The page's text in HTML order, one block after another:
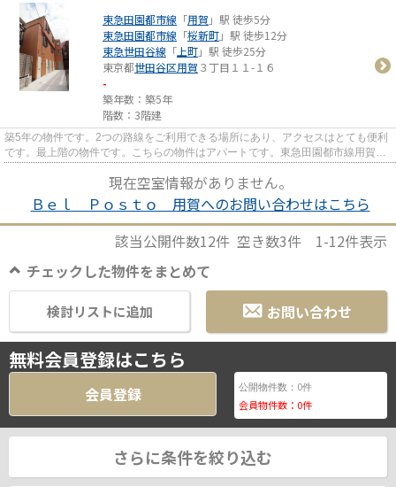
東急田園都市線 「用賀 」駅 徒歩5分
東急田園都市線 「桜新町」駅 徒歩12分
東急世田谷線 「 上町」駅 徒歩25分
東京都世田谷区用賀 ３丁目１１-１６
-
築年数：築5年
階数：3階建
築5年の物件です。2つの路線をご利用できる場所にあり、アクセスはとても便利
です。最上階の物件です。こちらの物件はアパートです。東急田園都市線用賀を
現在空室情報がありません。
Ｂｅｌ Ｐｏｓｔｏ 用賀へのお問い合わせはこちら
該当公開件数12件 空き数3件 1-12件表示
チェックした物件をまとめて
お問い合わせ
検討リストに追加
無料会員登録はこちら
会員登録 公開物件数： 0件
会員物件数： 0件
さらに条件を絞り込む